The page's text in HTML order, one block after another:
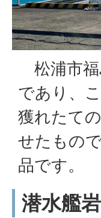
松浦市
であり、
獲れたて
せたもの
品です。
潜水艦